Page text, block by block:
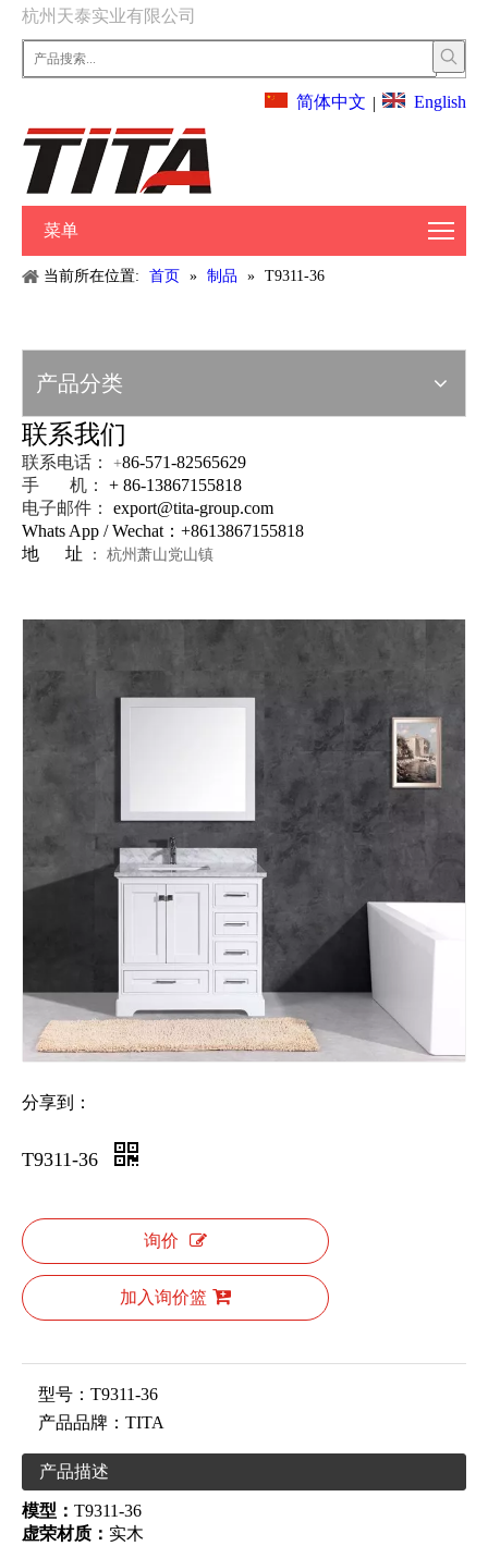
杭州天泰实业有限公司
简体中文 | English
菜单
当前所在位置: 首页 » 制品 » T9311-36
产品分类
联系我们
联系电话： +86-571-82565629
手 机：
+ 86-13867155818
电子邮件：
export@tita-group.com
Whats App / Wechat：+8613867155818
地 址
： 杭州萧山党山镇
分享到：
T9311-36
询价
加入询价篮
型号： T9311-36
产品品牌： TITA
产品描述
模型： T9311-36
虚荣材质： 实木